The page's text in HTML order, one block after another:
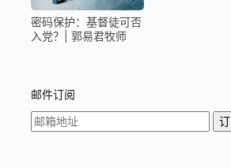
密码保护：基督徒可否
入党？| 郭易君牧师
邮件订阅